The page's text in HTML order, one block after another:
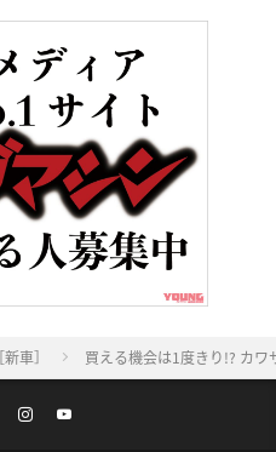
車］ 買える機会は1度きり!? カ